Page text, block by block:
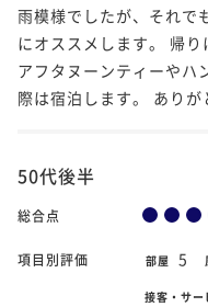
雨模様でしたが、それで
にオススメします。 帰
アフタヌーンティーやハ
際は宿泊します。 ありが
50代後半
総合点
項目別評価 部屋 5
接客・サー